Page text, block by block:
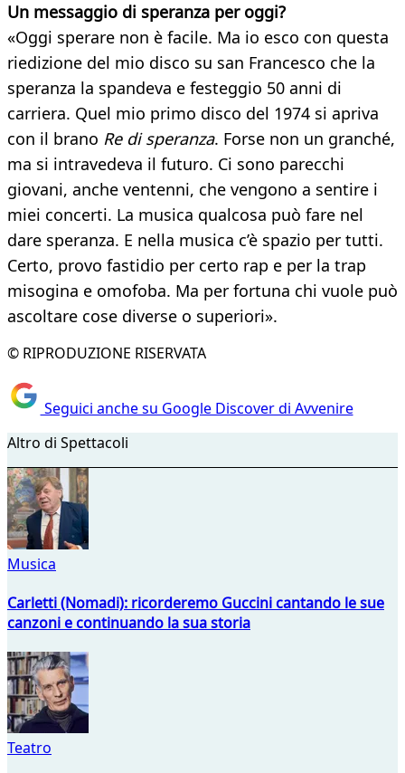
Un messaggio di speranza per oggi?
«Oggi sperare non è facile. Ma io esco con questa
riedizione del mio disco su san Francesco che la
speranza la spandeva e festeggio 50 anni di
carriera. Quel mio primo disco del 1974 si apriva
con il brano Re di speranza. Forse non un granché,
ma si intravedeva il futuro. Ci sono parecchi
giovani, anche ventenni, che vengono a sentire i
miei concerti. La musica qualcosa può fare nel
dare speranza. E nella musica c’è spazio per tutti.
Certo, provo fastidio per certo rap e per la trap
misogina e omofoba. Ma per fortuna chi vuole può
ascoltare cose diverse o superiori».
© RIPRODUZIONE RISERVATA
Seguici anche su Google Discover di Avvenire
Altro di Spettacoli
Musica
Carletti (Nomadi): ricorderemo Guccini cantando le sue
canzoni e continuando la sua storia
Teatro